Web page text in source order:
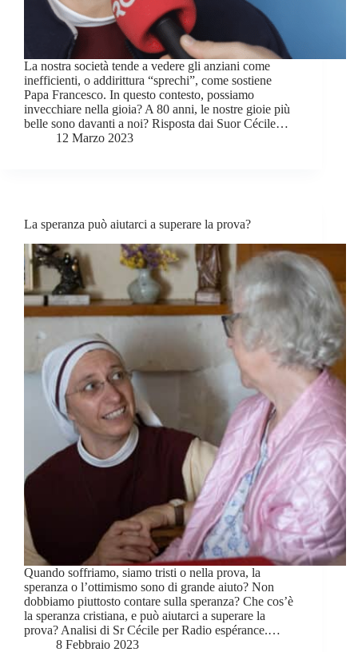
La nostra società tende a vedere gli anziani come
inefficienti, o addirittura “sprechi”, come sostiene
Papa Francesco. In questo contesto, possiamo
invecchiare nella gioia? A 80 anni, le nostre gioie più
belle sono davanti a noi? Risposta dai Suor Cécile…
12 Marzo 2023
La speranza può aiutarci a superare la prova?
Quando soffriamo, siamo tristi o nella prova, la
speranza o l’ottimismo sono di grande aiuto? Non
dobbiamo piuttosto contare sulla speranza? Che cos’è
la speranza cristiana, e può aiutarci a superare la
prova? Analisi di Sr Cécile per Radio espérance.…
8 Febbraio 2023